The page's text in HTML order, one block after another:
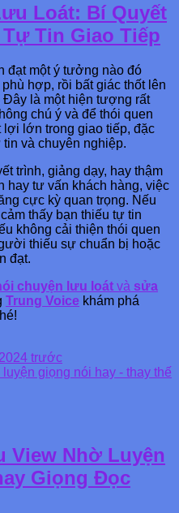
Loát: Bí Quyết
Tin Giao Tiếp
đạt một ý tưởng nào đó
hợp, rồi bất giác thốt lên
Đây là một hiện tượng rất
chú ý và để thói quen
lợi lớn trong giao tiếp, đặc
và chuyên nghiệp.
trình, giảng dạy, hay thậm
hay tư vấn khách hàng, việc
cực kỳ quan trọng. Nếu
thấy bạn thiếu tự tin
không cải thiện thói quen
thiếu sự chuẩn bị hoặc
đạt.
chuyện lưu loát và sửa
Trung Voice khám phá
trước
View Nhờ Luyện
Giọng Đọc